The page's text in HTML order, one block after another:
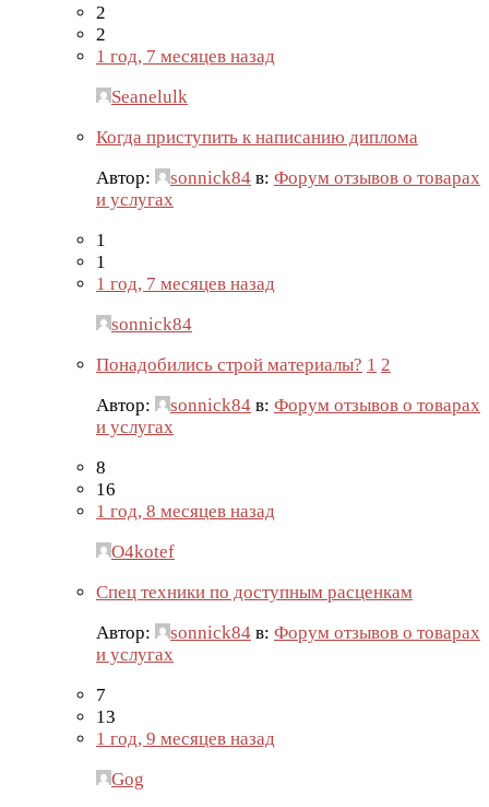
2
2
1 год, 7 месяцев назад
Seanelulk
Когда приступить к написанию диплома
Автор:
sonnick84 в: Форум отзывов о товарах
и услугах
1
1
1 год, 7 месяцев назад
sonnick84
Понадобились строй материалы? 1 2
Автор:
sonnick84 в: Форум отзывов о товарах
и услугах
8
16
1 год, 8 месяцев назад
O4kotef
Спец техники по доступным расценкам
Автор:
sonnick84 в: Форум отзывов о товарах
и услугах
7
13
1 год, 9 месяцев назад
Gog